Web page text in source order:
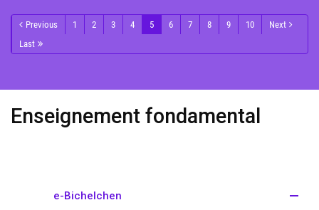
Previous 1 2 3 4 5 6 7 8 9 10
Next
Last
Enseignement fondamental
e-Bichelchen